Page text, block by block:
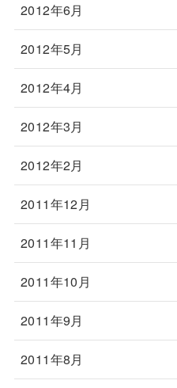
2012年6月
2012年5月
2012年4月
2012年3月
2012年2月
2011年12月
2011年11月
2011年10月
2011年9月
2011年8月